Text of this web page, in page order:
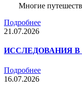
Многие
Подробнее
21.07.2026
ИССЛЕДОВАНИЯ
Подробнее
16.07.2026